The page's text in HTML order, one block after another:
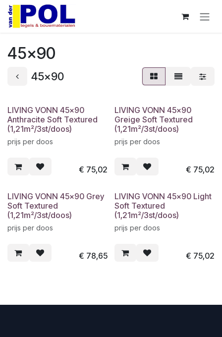
Overslaan naar inhoud
45x90
45x90
LIVING VONN 45x90
Anthracite Soft Textured
(1,21m²/3st/doos)
prijs per doos
€ 75,02
LIVING VONN 45x90
Greige Soft Textured
(1,21m²/3st/doos)
prijs per doos
€ 75,02
LIVING VONN 45x90 Grey
Soft Textured
(1,21m²/3st/doos)
prijs per doos
€ 78,65
LIVING VONN 45x90 Light
Soft Textured
(1,21m²/3st/doos)
prijs per doos
€ 75,02